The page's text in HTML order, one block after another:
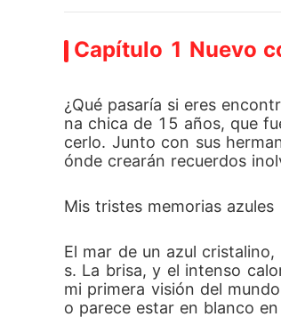
Capítulo 1 Nuevo
¿Qué pasaría si eres
na chica de 15 años, que
cerlo. Junto con sus
ónde crearán recuerdos
Mis tristes memorias azules
El mar de un azul
s. La brisa, y el intenso
mi primera visión del
o parece estar en blanco